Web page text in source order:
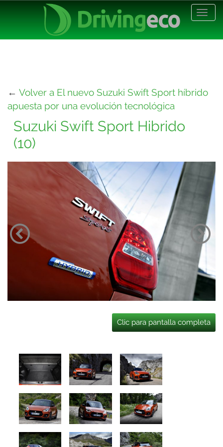
← Volver a El nuevo Suzuki Swift Sport híbrido
apuesta por una evolución tecnológica
Suzuki Swift Sport Hibrido
(10)
Clic para pantalla completa